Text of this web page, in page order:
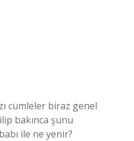
cümleler biraz genel
bakınca şunu
ile ne yenir?